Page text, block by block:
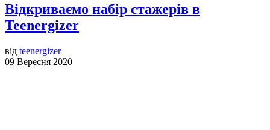
Відкриваємо набір стажерів в
Teenergizer
від teenergizer
09 Вересня 2020